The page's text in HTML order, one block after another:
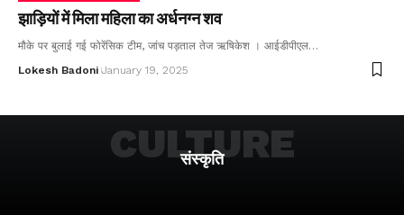
झाड़ियों में मिला महिला का अर्धनग्न शव
मौके पर बुलाई गई फोरेंसिक टीम, जांच पड़ताल तेज ऋषिकेश । आईडीपीएल…
Lokesh Badoni January 19, 2025
संस्कृति
CULTURE